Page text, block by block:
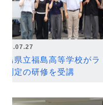
2026.07.27
福島県立福島高等学校がラ
ン測定の研修を受講